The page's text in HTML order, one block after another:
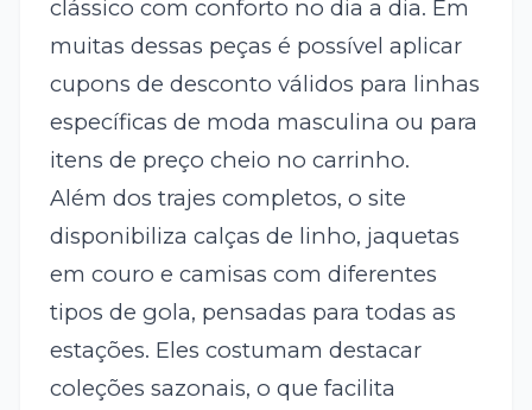
clássico com conforto no dia a dia. Em
muitas dessas peças é possível aplicar
cupons de desconto válidos para linhas
específicas de moda masculina ou para
itens de preço cheio no carrinho.
Além dos trajes completos, o site
disponibiliza calças de linho, jaquetas
em couro e camisas com diferentes
tipos de gola, pensadas para todas as
estações. Eles costumam destacar
coleções sazonais, o que facilita